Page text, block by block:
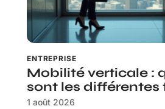
ENTREPRISE
Mobilité verticale :
sont les différentes
1 août 2026